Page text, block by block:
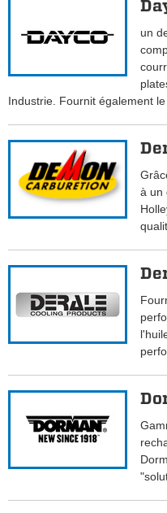
un
Industrie. Fournit également
à un